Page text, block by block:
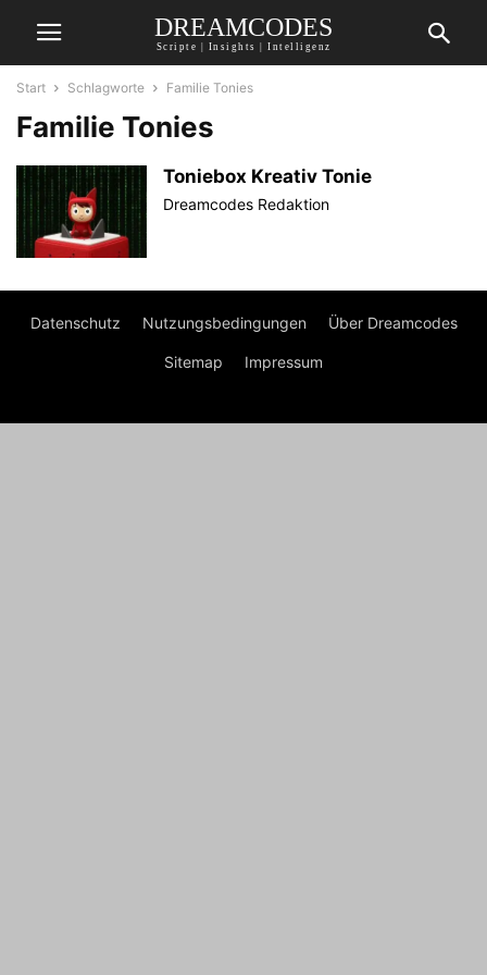
DREAMCODES
Scripte | Insights | Intelligenz
Start Schlagworte Familie Tonies
Familie Tonies
Toniebox Kreativ Tonie
Dreamcodes Redaktion
Datenschutz Nutzungsbedingungen Über Dreamcodes
Sitemap Impressum